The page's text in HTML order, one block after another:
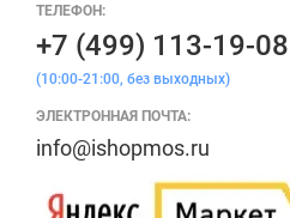
ТЕЛЕФОН:
+7 (499) 113-19-08
(10:00-21:00, без выходных)
ЭЛЕКТРОННАЯ ПОЧТА:
info@ishopmos.ru